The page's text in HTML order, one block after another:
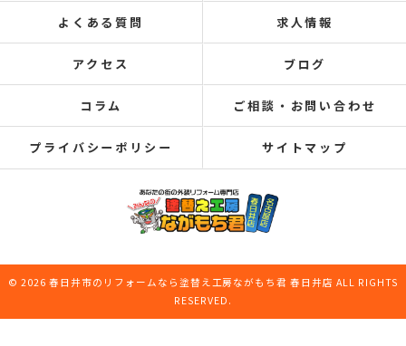
よくある質問 求人情報
アクセス ブログ
コラム ご相談・お問い合わせ
プライバシーポリシー サイトマップ
© 2026 春日井市のリフォームなら塗替え工房ながもち君 春日井店 ALL RIGHTS
RESERVED.